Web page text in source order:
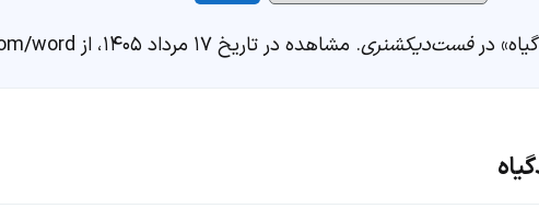
درفست‌دیکشنری. مشاهده در تاریخ ۱۷ مرداد ۱۴۰۵، از https://fastdic.com/word/بیدگیاه